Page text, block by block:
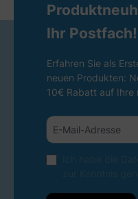
Ihr Postfach!
Erfahren Sie als
neuen Produkten:
10€ Rabatt auf Ihre